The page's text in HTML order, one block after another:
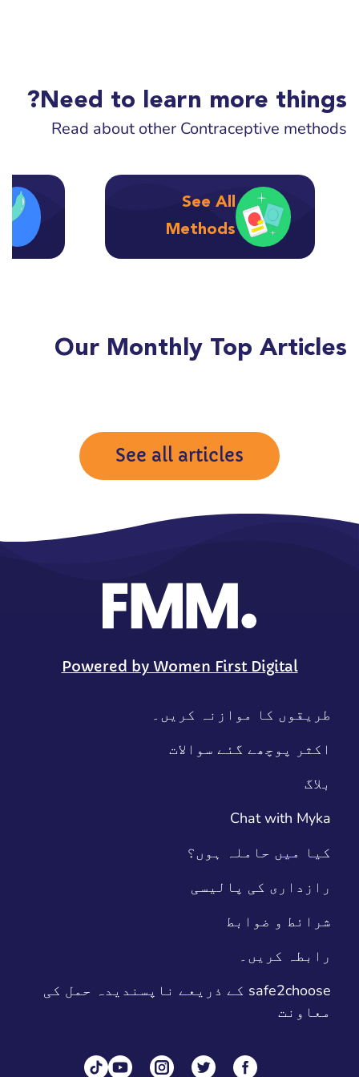
Need to learn more things?
Read about other Contraceptive methods
See All
Methods
Our Monthly Top Articles
See all articles
Powered by Women First Digital
طریقوں کا موازنہ کریں۔
اکثر پوچھے گئے سوالات
بلاگ
Chat with Myka
کیا میں حاملہ ہوں؟
رازداری کی پالیسی
شرائط و ضوابط
رابطہ کریں۔
safe2choose کے ذریعے ناپسندیدہ حمل کی
معاونت